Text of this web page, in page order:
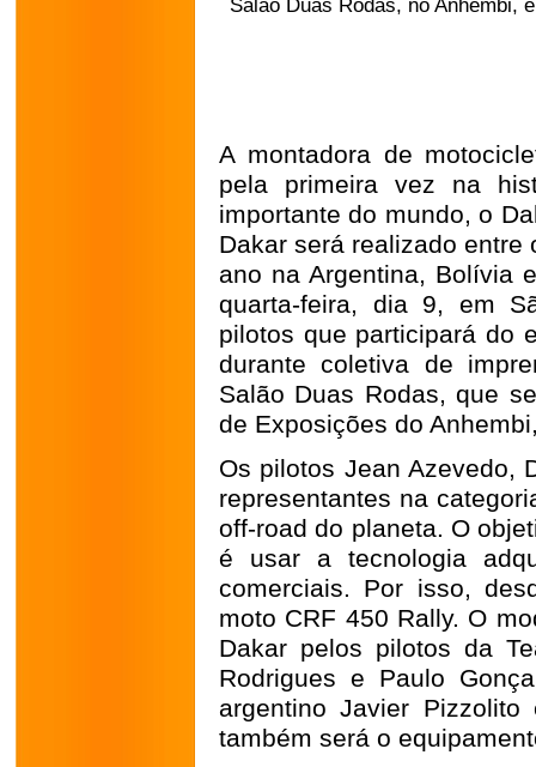
Salão Duas Rodas, no Anhembi,
A montadora de
pela primeira vez na
importante do mundo, o
Dakar será realizado
ano na Argentina, Bolívia
quarta-feira, dia 9, em
pilotos que participará do
durante coletiva de
Salão Duas Rodas, que
de Exposições do
Os pilotos Jean Azevedo,
representantes na
off-road do planeta. O
é usar a tecnologia
comerciais. Por isso,
moto CRF 450 Rally. O
Dakar pelos pilotos da
Rodrigues e Paulo
argentino Javier
também será o